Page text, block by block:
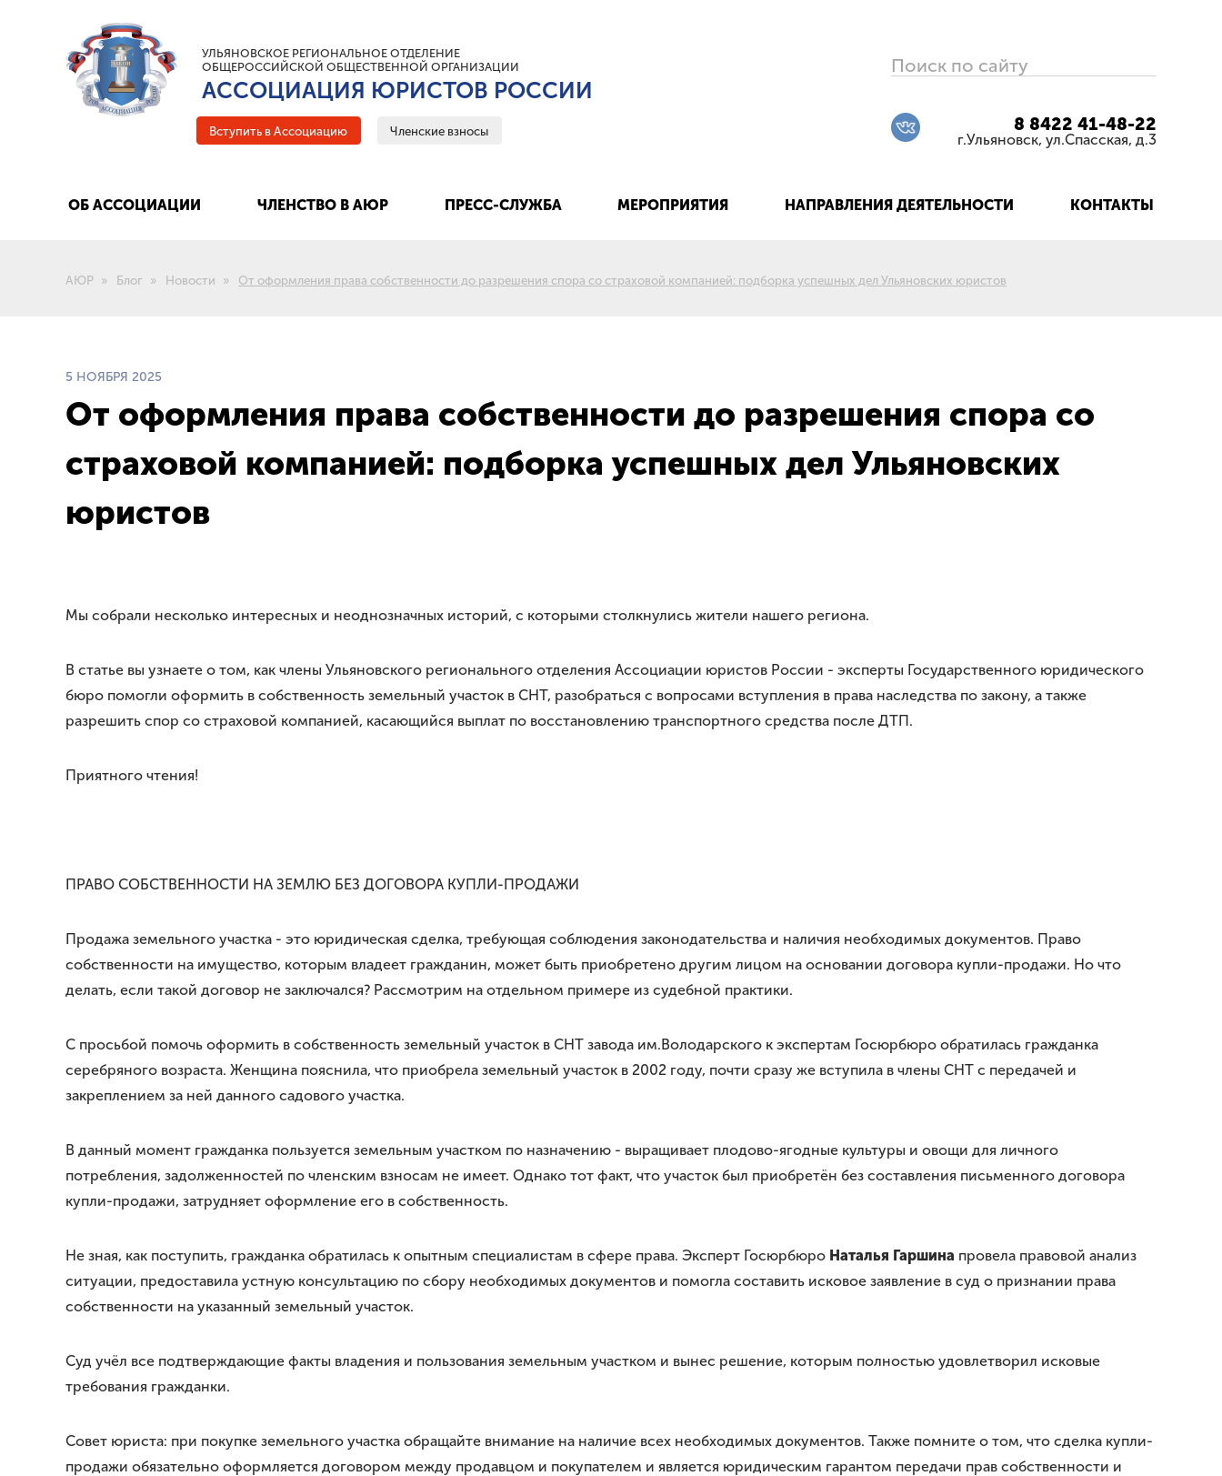
УЛЬЯНОВСКОЕ РЕГИОНАЛЬНОЕ ОТДЕЛЕНИЕ
ОБЩЕРОССИЙСКОЙ ОБЩЕСТВЕННОЙ ОРГАНИЗАЦИИ
АССОЦИАЦИЯ ЮРИСТОВ РОССИИ
Вступить в Ассоциацию Членские взносы
Поиск по сайту
8 8422 41-48-22
г.Ульяновск, ул.Спасская, д.3
ОБ АССОЦИАЦИИ ЧЛЕНСТВО В АЮР ПРЕСС-СЛУЖБА МЕРОПРИЯТИЯ НАПРАВЛЕНИЯ ДЕЯТЕЛЬНОСТИ КОНТАКТЫ
АЮР Блог Новости От оформления права собственности до разрешения спора со страховой компанией: подборка успешных дел Ульяновских юристов
5 НОЯБРЯ 2025
От оформления права собственности до разрешения спора со
страховой компанией: подборка успешных дел Ульяновских
юристов
Мы собрали несколько интересных и неоднозначных историй, с которыми столкнулись жители нашего региона.
В статье вы узнаете о том, как члены Ульяновского регионального отделения Ассоциации юристов России - эксперты Государственного юридического
бюро помогли оформить в собственность земельный участок в СНТ, разобраться с вопросами вступления в права наследства по закону, а также
разрешить спор со страховой компанией, касающийся выплат по восстановлению транспортного средства после ДТП.
Приятного чтения!
ПРАВО СОБСТВЕННОСТИ НА ЗЕМЛЮ БЕЗ ДОГОВОРА КУПЛИ-ПРОДАЖИ
Продажа земельного участка - это юридическая сделка, требующая соблюдения законодательства и наличия необходимых документов. Право
собственности на имущество, которым владеет гражданин, может быть приобретено другим лицом на основании договора купли-продажи. Но что
делать, если такой договор не заключался? Рассмотрим на отдельном примере из судебной практики.
С просьбой помочь оформить в собственность земельный участок в СНТ завода им.Володарского к экспертам Госюрбюро обратилась гражданка
серебряного возраста. Женщина пояснила, что приобрела земельный участок в 2002 году, почти сразу же вступила в члены СНТ с передачей и
закреплением за ней данного садового участка.
В данный момент гражданка пользуется земельным участком по назначению - выращивает плодово-ягодные культуры и овощи для личного
потребления, задолженностей по членским взносам не имеет. Однако тот факт, что участок был приобретён без составления письменного договора
купли-продажи, затрудняет оформление его в собственность.
Не зная, как поступить, гражданка обратилась к опытным специалистам в сфере права. Эксперт Госюрбюро Наталья Гаршина провела правовой анализ
ситуации, предоставила устную консультацию по сбору необходимых документов и помогла составить исковое заявление в суд о признании права
собственности на указанный земельный участок.
Суд учёл все подтверждающие факты владения и пользования земельным участком и вынес решение, которым полностью удовлетворил исковые
требования гражданки.
Совет юриста: при покупке земельного участка обращайте внимание на наличие всех необходимых документов. Также помните о том, что сделка купли-
продажи обязательно оформляется договором между продавцом и покупателем и является юридическим гарантом передачи прав собственности и